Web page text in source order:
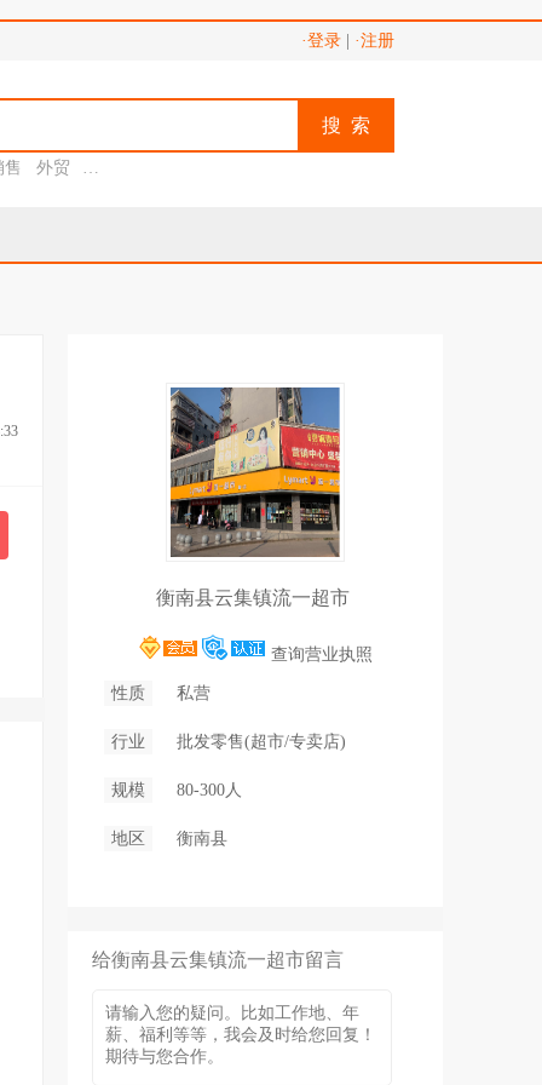
·登录 ·注册
搜 索
售 外贸 助理
衡南县云集镇流一超市
查询营业执照
性质 私营
行业 批发零售(超市/专卖店)
规模 80-300人
地区 衡南县
给衡南县云集镇流一超市留言